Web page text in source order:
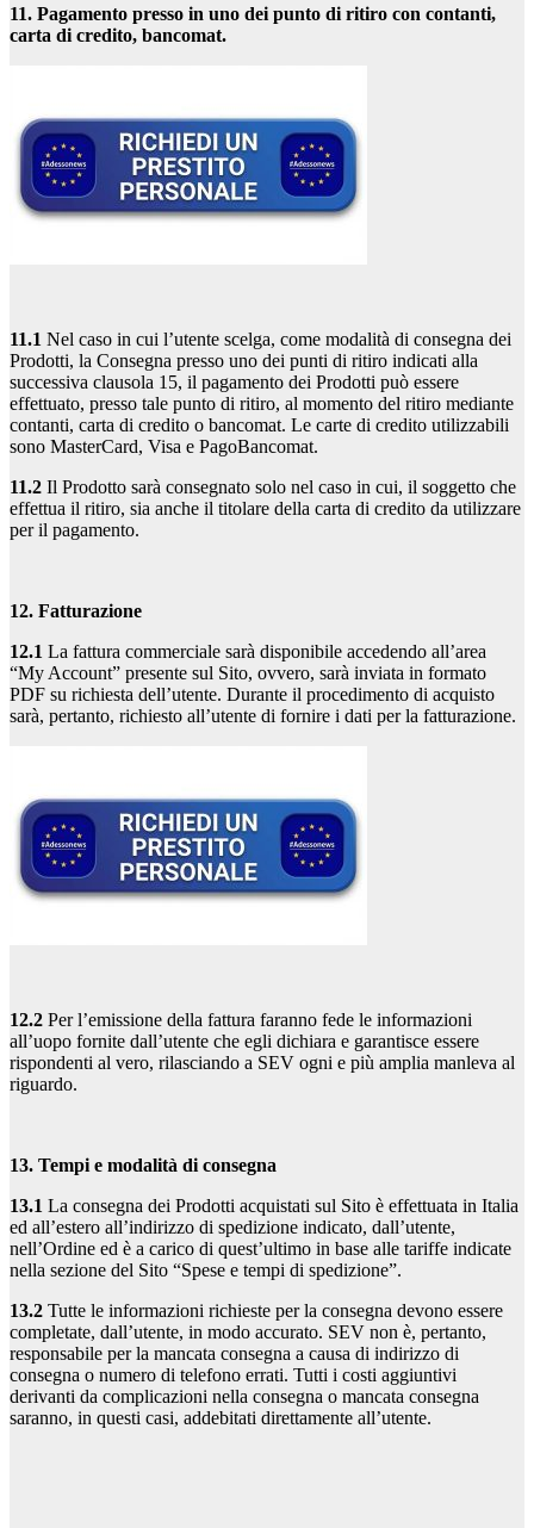
11. Pagamento presso in uno dei punto di ritiro con contanti,
carta di credito, bancomat.
11.1 Nel caso in cui l’utente scelga, come modalità di consegna dei
Prodotti, la Consegna presso uno dei punti di ritiro indicati alla
successiva clausola 15, il pagamento dei Prodotti può essere
effettuato, presso tale punto di ritiro, al momento del ritiro mediante
contanti, carta di credito o bancomat. Le carte di credito utilizzabili
sono MasterCard, Visa e PagoBancomat.
11.2 Il Prodotto sarà consegnato solo nel caso in cui, il soggetto che
effettua il ritiro, sia anche il titolare della carta di credito da utilizzare
per il pagamento.
12. Fatturazione
12.1 La fattura commerciale sarà disponibile accedendo all’area
“My Account” presente sul Sito, ovvero, sarà inviata in formato
PDF su richiesta dell’utente. Durante il procedimento di acquisto
sarà, pertanto, richiesto all’utente di fornire i dati per la fatturazione.
12.2 Per l’emissione della fattura faranno fede le informazioni
all’uopo fornite dall’utente che egli dichiara e garantisce essere
rispondenti al vero, rilasciando a SEV ogni e più amplia manleva al
riguardo.
13. Tempi e modalità di consegna
13.1 La consegna dei Prodotti acquistati sul Sito è effettuata in Italia
ed all’estero all’indirizzo di spedizione indicato, dall’utente,
nell’Ordine ed è a carico di quest’ultimo in base alle tariffe indicate
nella sezione del Sito “Spese e tempi di spedizione”.
13.2 Tutte le informazioni richieste per la consegna devono essere
completate, dall’utente, in modo accurato. SEV non è, pertanto,
responsabile per la mancata consegna a causa di indirizzo di
consegna o numero di telefono errati. Tutti i costi aggiuntivi
derivanti da complicazioni nella consegna o mancata consegna
saranno, in questi casi, addebitati direttamente all’utente.